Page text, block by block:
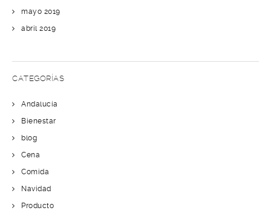
mayo 2019
abril 2019
CATEGORÍAS
Andalucía
Bienestar
blog
Cena
Comida
Navidad
Producto